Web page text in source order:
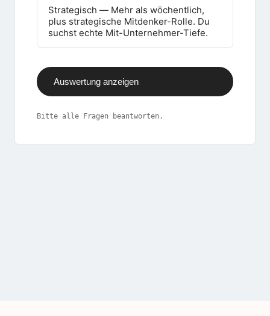
Strategisch — Mehr als wöchentlich,
plus strategische Mitdenker-Rolle. Du
suchst echte Mit-Unternehmer-Tiefe.
Auswertung anzeigen
Bitte alle Fragen beantworten.